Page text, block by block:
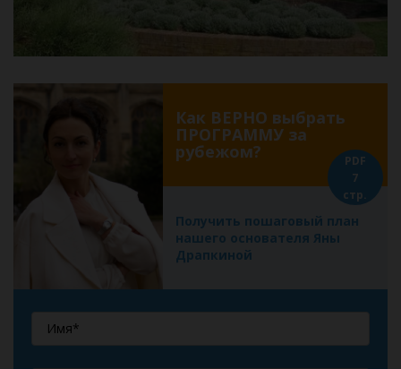
Как ВЕРНО выбрать
ПРОГРАММУ за
рубежом?
Получить пошаговый план
нашего основателя Яны
Драпкиной
PDF
7
стр.